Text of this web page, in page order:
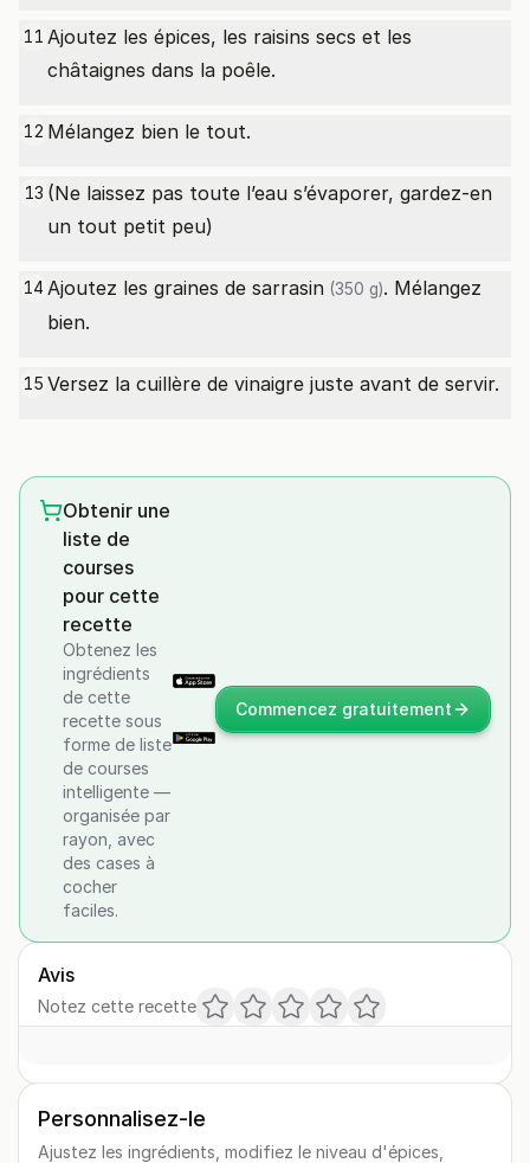
11 Ajoutez les épices, les raisins secs et les
châtaignes dans la poêle.
12 Mélangez bien le tout.
13 (Ne laissez pas toute l’eau s’évaporer, gardez-en
un tout petit peu)
14 Ajoutez les graines de sarrasin (350 g). Mélangez
bien.
15 Versez la cuillère de vinaigre juste avant de servir.
Obtenir une
liste de
courses
pour cette
recette
Obtenez les
ingrédients
de cette
recette sous
forme de liste
de courses
intelligente —
organisée par
rayon, avec
des cases à
cocher
faciles.
Commencez gratuitement
Avis
Notez cette recette
Personnalisez-le
Ajustez les ingrédients, modifiez le niveau d'épices,